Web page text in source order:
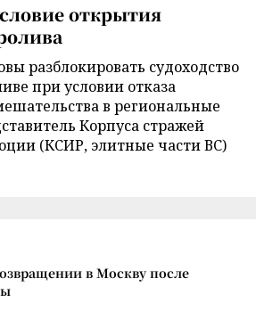
открытия
разблокировать судоходство
при условии отказа
в региональные
Корпуса стражей
(КСИР, элитные части ВС)
в Москву после